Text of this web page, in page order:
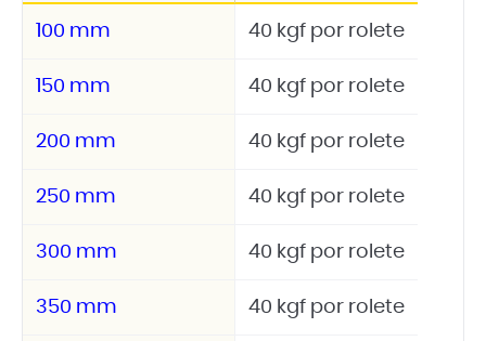
100 mm 40 kgf por rolete
150 mm 40 kgf por rolete
200 mm 40 kgf por rolete
250 mm 40 kgf por rolete
300 mm 40 kgf por rolete
350 mm 40 kgf por rolete